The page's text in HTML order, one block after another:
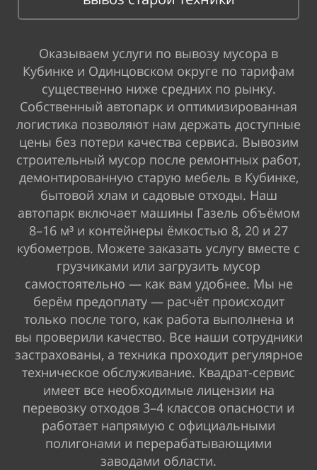
Оказываем услуги по вывозу мусора в
Кубинке и Одинцовском округе по тарифам
существенно ниже средних по рынку.
Собственный автопарк и оптимизированная
логистика позволяют нам держать доступные
цены без потери качества сервиса. Вывозим
строительный мусор после ремонтных работ,
демонтированную старую мебель в Кубинке,
бытовой хлам и садовые отходы. Наш
автопарк включает машины Газель объёмом
8–16 м³ и контейнеры ёмкостью 8, 20 и 27
кубометров. Можете заказать услугу вместе с
грузчиками или загрузить мусор
самостоятельно — как вам удобнее. Мы не
берём предоплату — расчёт происходит
только после того, как работа выполнена и
вы проверили качество. Все наши сотрудники
застрахованы, а техника проходит регулярное
техническое обслуживание. Квадрат-сервис
имеет все необходимые лицензии на
перевозку отходов 3–4 классов опасности и
работает напрямую с официальными
полигонами и перерабатывающими
заводами области.